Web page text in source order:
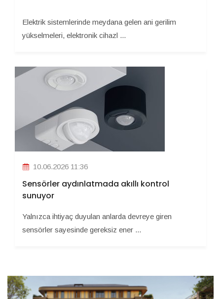
Elektrik sistemlerinde meydana gelen ani gerilim
yükselmeleri, elektronik cihazl ...
10.06.2026 11:36
Sensörler aydınlatmada akıllı kontrol
sunuyor
Yalnızca ihtiyaç duyulan anlarda devreye giren
sensörler sayesinde gereksiz ener ...